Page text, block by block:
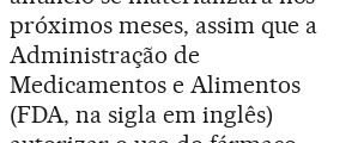
próximos meses, assim que a
Administração de
Medicamentos e Alimentos
(FDA, na sigla em inglês)